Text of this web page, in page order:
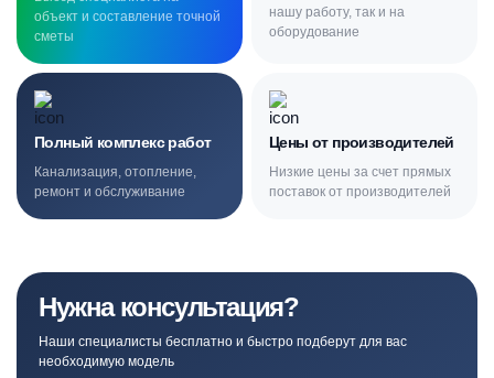
объект и составление точной
сметы
нашу работу, так и на
оборудование
Полный комплекс работ
Канализация, отопление,
ремонт и обслуживание
Цены от производителей
Низкие цены за счет прямых
поставок от производителей
Нужна консультация?
Наши специалисты бесплатно и быстро подберут для вас
необходимую модель